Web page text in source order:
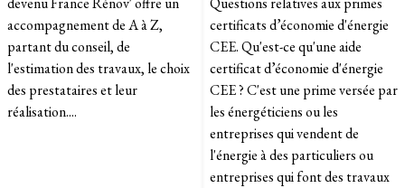
accompagnement de A à Z,
partant du conseil, de
l'estimation des travaux, le choix
des prestataires et leur
réalisation....
certificats d’économie d'énergie
CEE. Qu'est-ce qu'une aide
certificat d’économie d'énergie
CEE ? C'est une prime versée par
les énergéticiens ou les
entreprises qui vendent de
l'énergie à des particuliers ou
entreprises qui font des travaux